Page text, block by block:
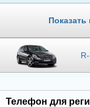
Показать
Телефон для